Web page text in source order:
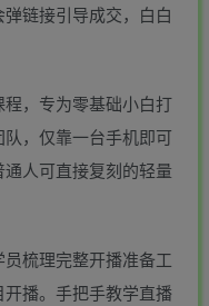
链接引导成交，白白
，专为零基础小白打
，仅靠一台手机即可
人可直接复刻的轻量
梳理完整开播准备工
播。手把手教学直播